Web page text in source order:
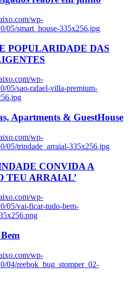
wp-
05/smart_house-335x256.jpg
POPULARIDADE DAS
wp-
05/sao-rafael-villa-premium-
Apartments & GuestHouse
wp-
05/trindade_arraial-335x256.jpg
CONVIDA A
TEU ARRAIAL’
wp-
05/vai-ficar-tudo-bem-
wp-
04/reebok_bug_stomper_02-